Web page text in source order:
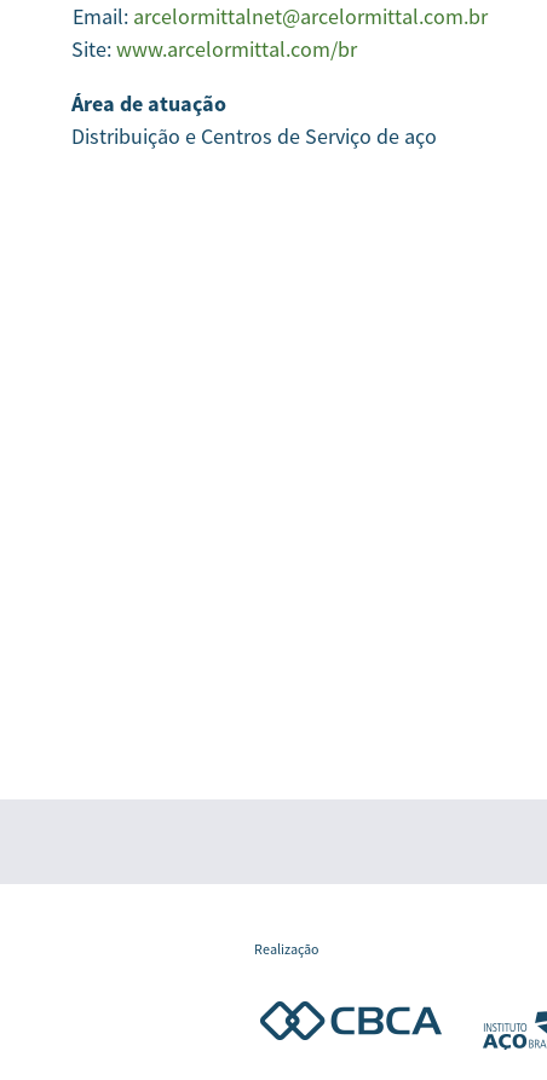
Email: arcelormittalnet@arcelormittal.com.br
Site:www.arcelormittal.com/br
Área de atuação
Distribuição e Centros de Serviço de aço
Realização